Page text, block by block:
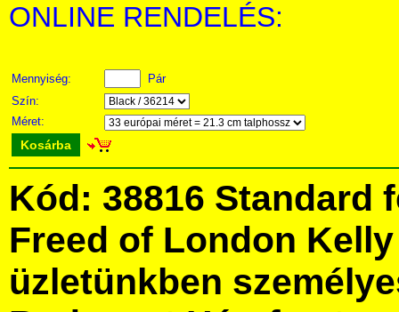
ONLINE RENDELÉS:
Mennyiség:
Pár
Szín:
Méret:
Kosárba
Kód: 38816 Standard
Freed of London
üzletünkben